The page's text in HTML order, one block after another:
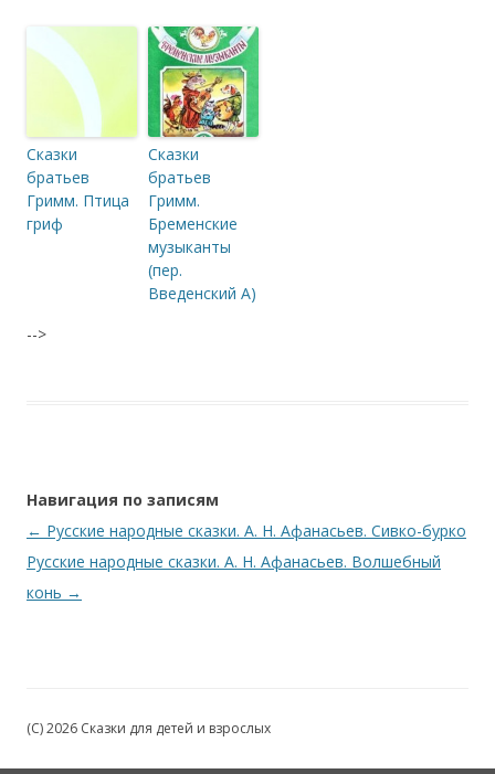
Сказки
братьев
Гримм. Птица
гриф
Сказки
братьев
Гримм.
Бременские
музыканты
(пер.
Введенский А)
-->
Навигация по записям
← Русские народные сказки. А. Н. Афанасьев. Сивко-бурко
Русские народные сказки. А. Н. Афанасьев. Волшебный
конь →
(C) 2026 Сказки для детей и взрослых